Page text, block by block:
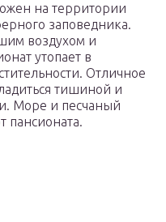
на территории
заповедника.
воздухом и
утопает в
Отличное
тишиной и
Море и песчаный
пансионата.